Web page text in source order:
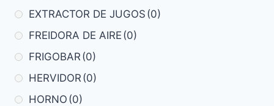
EXTRACTOR DE JUGOS (0)
FREIDORA DE AIRE (0)
FRIGOBAR (0)
HERVIDOR (0)
HORNO (0)